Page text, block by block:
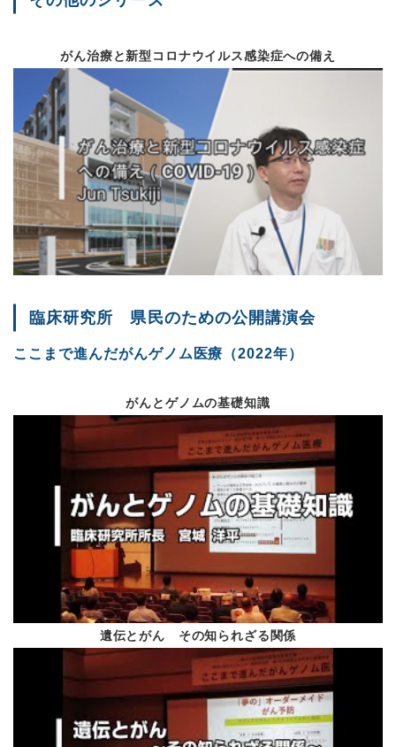
Vol.72 平成30年12月
がんゲノム医療の幕開
学会報告
Vol.71 平成30年9月
重粒子線治療Ｑ＆Ａ
臨床研究所長就任のご
イベント報告・学会報
患者満足度調査結果
Vol.70 平成30年5月
新任の紹介
がんゲノム医療連携病
漢方サポートセンター
平成30年3月
第3期がん対策推進基
学会報告
市民公開講座
造血細胞移植コーデ
おうちごはんレシピの
Vol.68 平成29年12月
緩和ケア週間
学会報告
パープルリボンセミ
神奈川県臨床細胞学会
血液疾患の患者さん
がん治療と新型コロナウイルス感染症への備え
臨床研究所 県民のための公開講演会
ここまで進んだがんゲノム医療（2022年）
がんとゲノムの基礎知識
遺伝とがん その知られざる関係